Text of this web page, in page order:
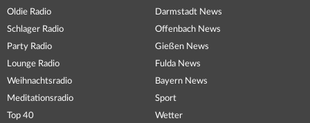
Oldie Radio
Schlager Radio
Party Radio
Lounge Radio
Weihnachtsradio
Meditationsradio
Top 40
Darmstadt News
Offenbach News
Gießen News
Fulda News
Bayern News
Sport
Wetter